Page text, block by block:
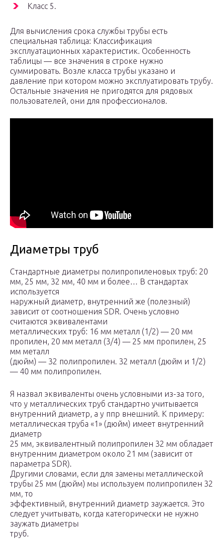
Класс 5.
Для вычисления срока службы трубы есть
специальная таблица: Классификация
эксплуатационных характеристик. Особенность
таблицы — все значения в строке нужно
суммировать. Возле класса трубы указано и
давление при котором можно эксплуатировать трубу.
Остальные значения не пригодятся для рядовых
пользователей, они для профессионалов.
Диаметры труб
Стандартные диаметры полипропиленовых труб: 20
мм, 25 мм, 32 мм, 40 мм и более… В стандартах
используется
наружный диаметр, внутренний же (полезный)
зависит от соотношения SDR. Очень условно
считаются эквивалентами
металлических труб: 16 мм металл (1/2) — 20 мм
пропилен, 20 мм металл (3/4) — 25 мм пропилен, 25
мм металл
(дюйм) — 32 полипропилен. 32 металл (дюйм и 1/2)
— 40 мм полипропилен.
Я назвал эквиваленты очень условными из-за того,
что у металлических труб стандартно учитывается
внутренний диаметр, а у ппр внешний. К примеру:
металлическая труба «1» (дюйм) имеет внутренний
диаметр
25 мм, эквивалентный полипропилен 32 мм обладает
внутренним диаметром около 21 мм (зависит от
параметра SDR).
Другими словами, если для замены металлической
трубы 25 мм (дюйм) мы используем полипропилен 32
мм, то
эффективный, внутренний диаметр заужается. Это
следует учитывать, когда категорически не нужно
заужать диаметры
труб.